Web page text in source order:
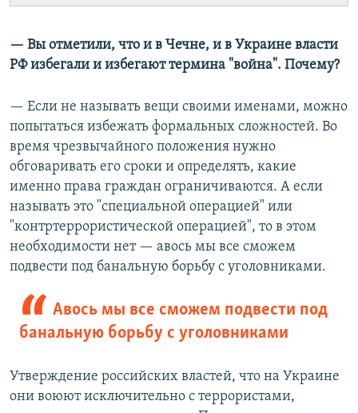
— Вы отметили, что и в Чечне, и в Украине власти
РФ избегали и избегают термина "война". Почему?
— Если не называть вещи своими именами, можно
попытаться избежать формальных сложностей. Во
время чрезвычайного положения нужно
обговаривать его сроки и определять, какие
именно права граждан ограничиваются. А если
называть это "специальной операцией" или
"контртеррористической операцией", то в этом
необходимости нет — авось мы все сможем
подвести под банальную борьбу с уголовниками.
Авось мы все сможем подвести под
банальную борьбу с уголовниками
Утверждение российских властей, что на Украине
они воюют исключительно с террористами,